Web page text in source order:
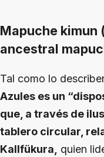
Mapuche kimun
ancestral
Tal como lo
Azules es un
que, a través de
tablero circular,
Kallfükura,
quien